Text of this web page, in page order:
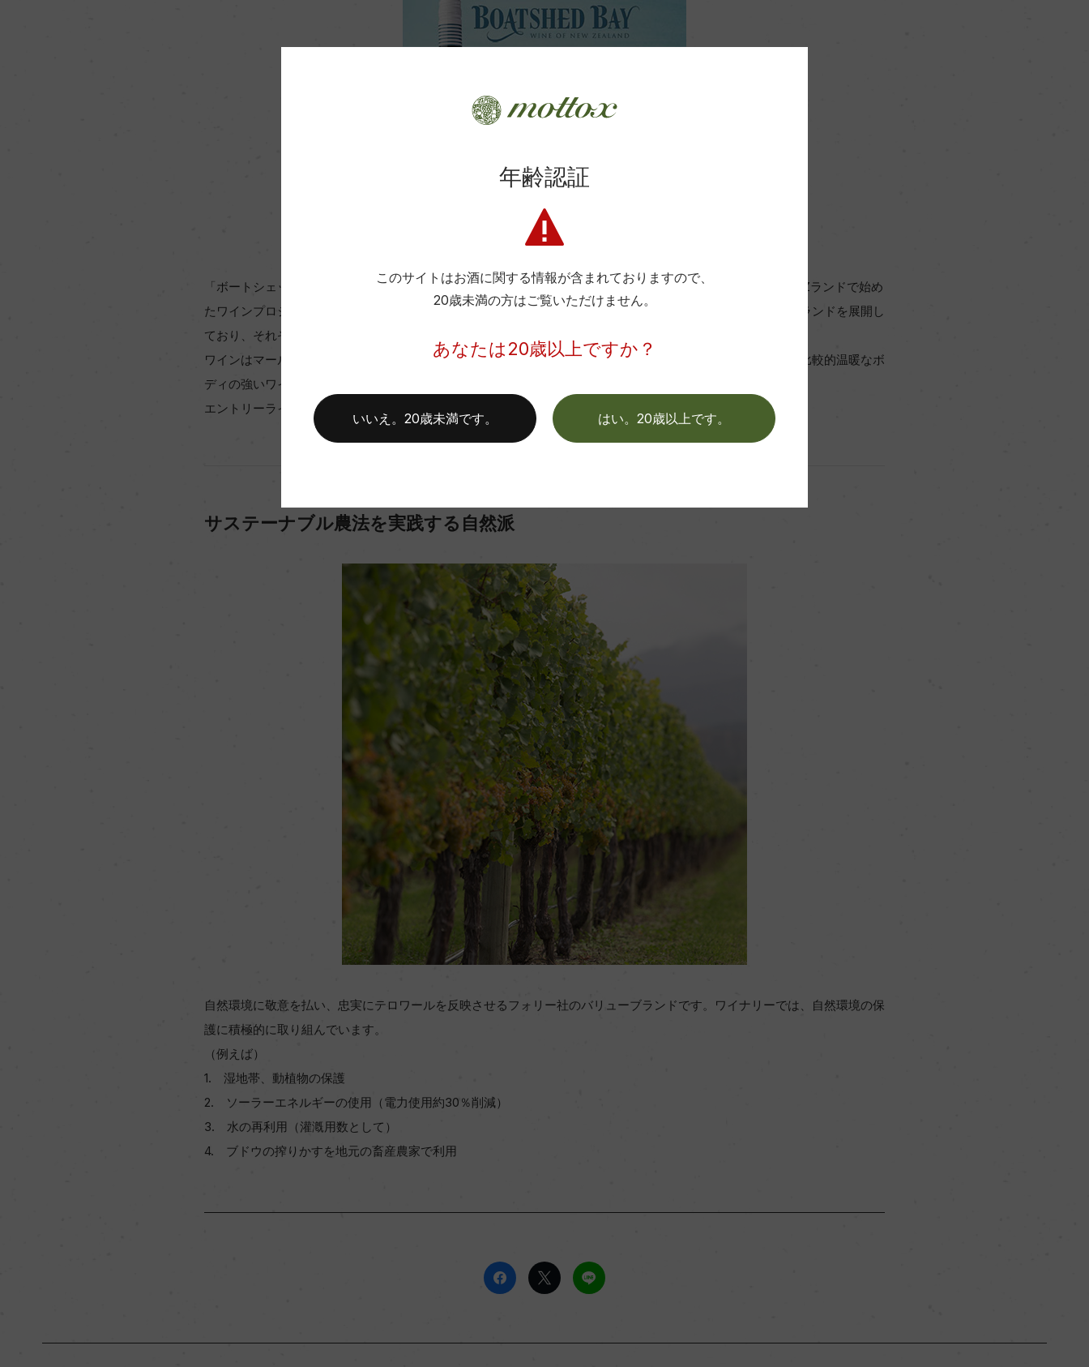
「ボートシェッド・ベイ」ブランドはカリフォルニアに本拠地を置く米国のワイン会社、Folely(フォリー)がNZランドで始め
たワインプロジェクトの一つです。現在、カリフォルニアにとどまらず、数種のニュージーランド産ワインブランドを展開し
ており、それぞれが高い評価を獲得してます。
ワインはマールボロ地区の二つのサブリージョン、沿岸部の冷涼なアワテレ・ヴァレーの鮮度の高いブドウと比較的温暖なボ
ディの強いワイラウ・ヴァレーからブドウを早朝に収穫、別々に醸造しブレンドを行い生み出します。
エントリーラインでありながらも、妥協を許さない丁寧な作業が品質を証明しています。
サステーナブル農法を実践する自然派
自然環境に敬意を払い、忠実にテロワールを反映させるフォリー社のバリューブランドです。ワイナリーでは、自然環境の保
護に積極的に取り組んでいます。
（例えば）
1. 湿地帯、動植物の保護
2. ソーラーエネルギーの使用（電力使用約30％削減）
3. 水の再利用（灌漑用数として）
4. ブドウの搾りかすを地元の畜産農家で利用
年齢認証
このサイトはお酒に関する情報が含まれておりますので、
20歳未満の方はご覧いただけません。
あなたは20歳以上ですか？
はい。20歳以上です。
いいえ。20歳未満です。